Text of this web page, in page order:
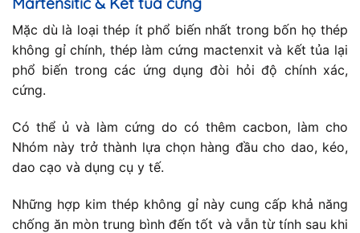
Mặc dù là loại thép ít phổ biến nhất trong bốn họ thép
không gỉ chính, thép làm cứng mactenxit và kết tủa lại
phổ biến trong các ứng dụng đòi hỏi độ chính xác,
cứng.
Có thể ủ và làm cứng do có thêm cacbon, làm cho
Nhóm này trở thành lựa chọn hàng đầu cho dao, kéo,
dao cạo và dụng cụ y tế.
Những hợp kim thép không gỉ này cung cấp khả năng
chống ăn mòn trung bình đến tốt và vẫn từ tính sau khi